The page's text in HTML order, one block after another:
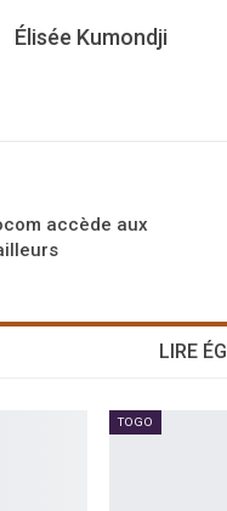
Élisée Kumondji
accède aux
LIRE
TOGO